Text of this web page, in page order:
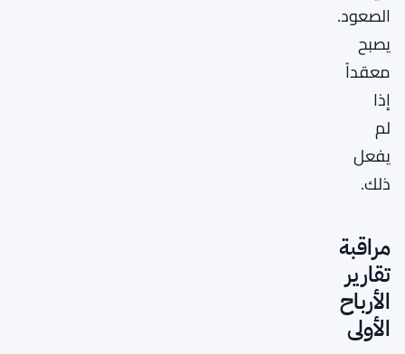
الصعود.
يصبح
معقداً
إذا
لم
يفعل
ذلك.
مراقبة
تقارير
الأرباح
الأولى